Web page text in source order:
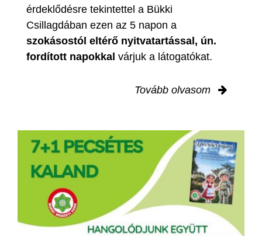
érdeklődésre tekintettel a Bükki
Csillagdában ezen az 5 napon a
szokásostól eltérő nyitvatartással, ún.
fordított napokkal várjuk a látogatókat.
Tovább olvasom